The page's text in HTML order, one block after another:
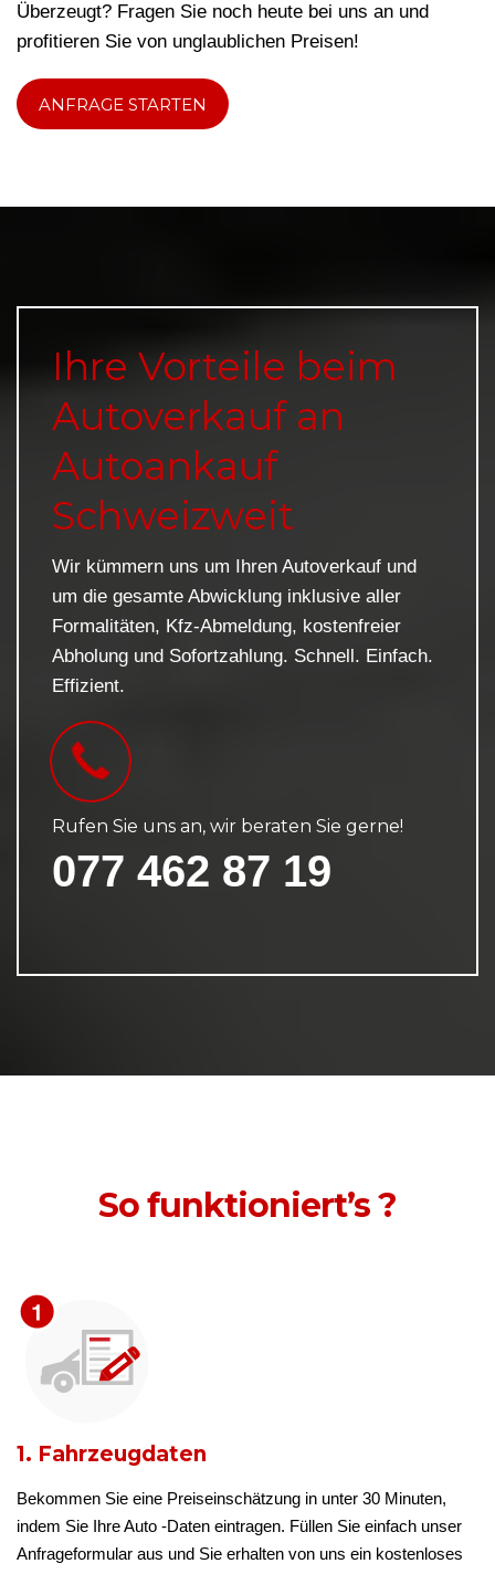
Überzeugt? Fragen Sie noch heute bei uns an und
profitieren Sie von unglaublichen Preisen!
ANFRAGE STARTEN
Ihre Vorteile beim
Autoverkauf an
Autoankauf
Schweizweit
Wir kümmern uns um Ihren Autoverkauf und
um die gesamte Abwicklung inklusive aller
Formalitäten, Kfz-Abmeldung, kostenfreier
Abholung und Sofortzahlung. Schnell. Einfach.
Effizient.
Rufen Sie uns an, wir beraten Sie gerne!
077 462 87 19
So funktioniert’s ?
1. Fahrzeugdaten
Bekommen Sie eine Preiseinschätzung in unter 30 Minuten,
indem Sie Ihre Auto -Daten eintragen. Füllen Sie einfach unser
Anfrageformular aus und Sie erhalten von uns ein kostenloses